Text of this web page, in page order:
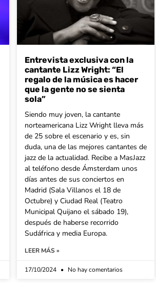
Entrevista exclusiva con la
cantante Lizz Wright: “El
regalo de la música es hacer
que la gente no se sienta
sola”
Siendo muy joven, la cantante
norteamericana Lizz Wright lleva más
de 25 sobre el escenario y es, sin
duda, una de las mejores cantantes de
jazz de la actualidad. Recibe a MasJazz
al teléfono desde Ámsterdam unos
días antes de sus conciertos en
Madrid (Sala Villanos el 18 de
Octubre) y Ciudad Real (Teatro
Municipal Quijano el sábado 19),
después de haberse recorrido
Sudáfrica y media Europa.
LEER MÁS »
17/10/2024 No hay comentarios